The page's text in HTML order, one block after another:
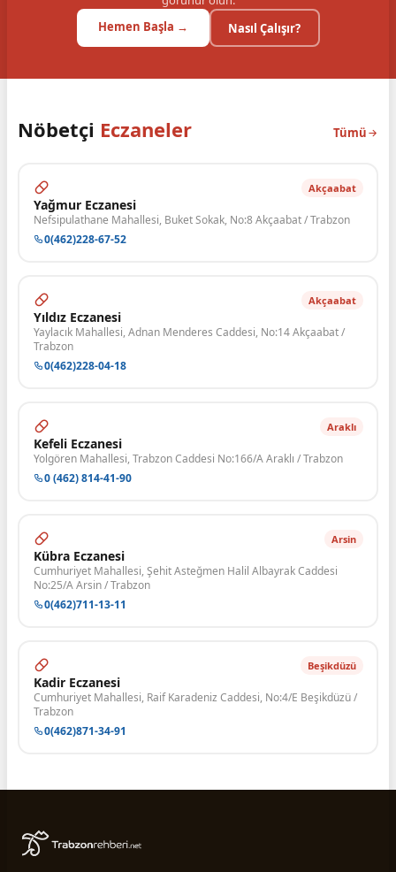
Hemen Başla →
Nasıl Çalışır?
Nöbetçi Eczaneler Tümü
Akçaabat
Yağmur Eczanesi
Nefsipulathane Mahallesi, Buket Sokak, No:8 Akçaabat / Trabzon
0(462)228-67-52
Akçaabat
Yıldız Eczanesi
Yaylacık Mahallesi, Adnan Menderes Caddesi, No:14 Akçaabat /
Trabzon
0(462)228-04-18
Araklı
Kefeli Eczanesi
Yolgören Mahallesi, Trabzon Caddesi No:166/A Araklı / Trabzon
0 (462) 814-41-90
Arsin
Kübra Eczanesi
Cumhuriyet Mahallesi, Şehit Asteğmen Halil Albayrak Caddesi
No:25/A Arsin / Trabzon
0(462)711-13-11
Beşikdüzü
Kadir Eczanesi
Cumhuriyet Mahallesi, Raif Karadeniz Caddesi, No:4/E Beşikdüzü /
Trabzon
0(462)871-34-91